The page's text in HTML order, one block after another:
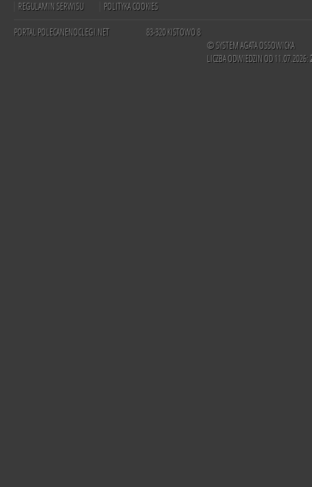
REGULAMIN SERWISU
POLITYKA COOKIES
PORTAL POLECANENOCLEGI.NET
83-320 KISTOWO 8
© SYSTEM AGATA OSSOWICKA
LICZBA ODWIEDZIN OD 11.07.2026: